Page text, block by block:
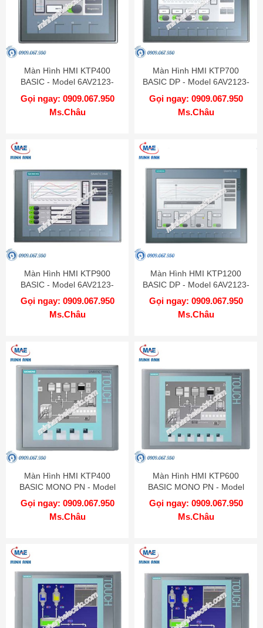
Màn Hình HMI KTP400
BASIC - Model 6AV2123-
2DB03-0AX0
Gọi ngay: 0909.067.950
Ms.Châu
Màn Hình HMI KTP700
BASIC DP - Model 6AV2123-
2GA03-0AX0
Gọi ngay: 0909.067.950
Ms.Châu
Màn Hình HMI KTP900
BASIC - Model 6AV2123-
2JB03-0AX0
Gọi ngay: 0909.067.950
Ms.Châu
Màn Hình HMI KTP1200
BASIC DP - Model 6AV2123-
2MA03-0AX0
Gọi ngay: 0909.067.950
Ms.Châu
Màn Hình HMI KTP400
BASIC MONO PN - Model
6AV6647-0AA11-3AX0
Gọi ngay: 0909.067.950
Ms.Châu
Màn Hình HMI KTP600
BASIC MONO PN - Model
6AV6647-0AB11-3AX0
Gọi ngay: 0909.067.950
Ms.Châu